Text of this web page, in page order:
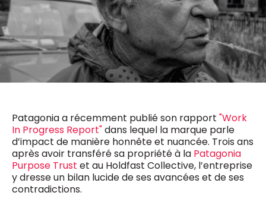
Patagonia a récemment publié son rapport "Work
In Progress Report"dans lequel la marque parle
d’impact de manière honnête et nuancée. Trois ans
après avoir transféré sa propriété à la Patagonia
Purpose Trust et au Holdfast Collective, l’entreprise
y dresse un bilan lucide de ses avancées et de ses
contradictions.
0498 88 64 89
f.bouchar@mm.be
Chief Editor
Griet Byl
0475 97 12 57
g.byl@mm.be
Chief Editor
Damien Lemaire
0477 37 31 65
d.lemaire@mm.be
NOTRE CONTENU DIGITAL :
Daily
Freemium
1 x week
MM Brunch
1 x week
MM Tech
10 x year
MM Best of
Research
10 x year
MM Blue
4 x year
MM Magazine